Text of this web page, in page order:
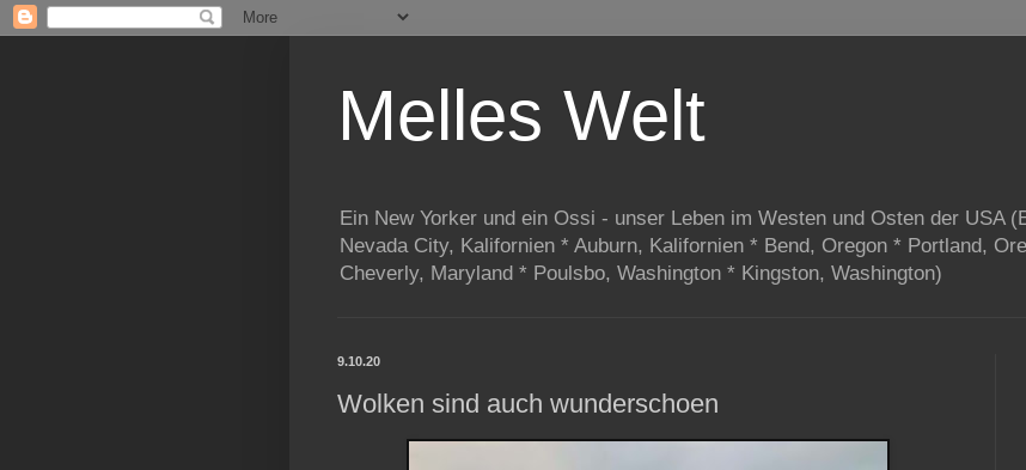
Melles Welt
Ein New Yorker und ein Ossi - unser Leben im Westen und Osten der USA
Nevada City, Kalifornien * Auburn, Kalifornien * Bend, Oregon * Portland,
Cheverly, Maryland * Poulsbo, Washington * Kingston, Washington)
9.10.20
Wolken sind auch wunderschoen